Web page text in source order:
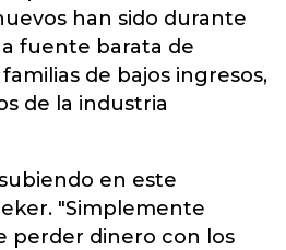
han sido durante
fuente barata de
de bajos ingresos,
de la industria
en este
"Simplemente
perder dinero con los